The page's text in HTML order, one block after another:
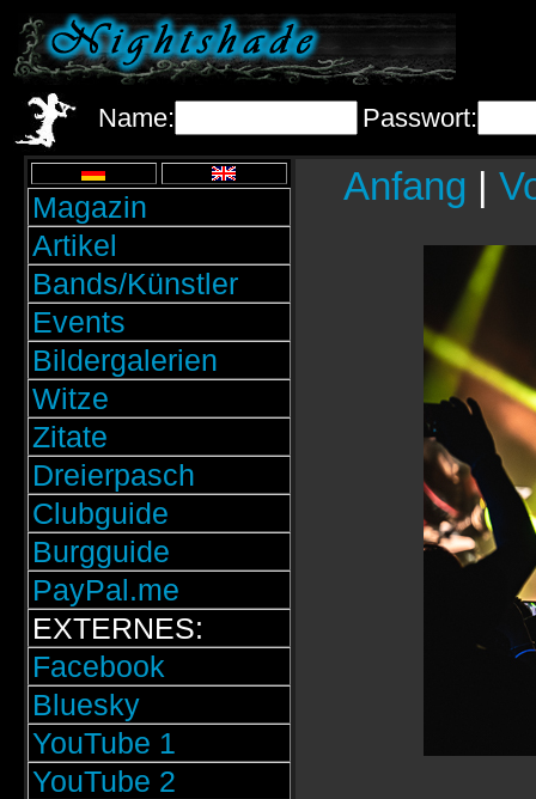
Name: Passwort:
Magazin
Artikel
Bands/Künstler
Events
Bildergalerien
Witze
Zitate
Dreierpasch
Clubguide
Burgguide
PayPal.me
EXTERNES:
Facebook
Bluesky
YouTube 1
YouTube 2
Anfang |